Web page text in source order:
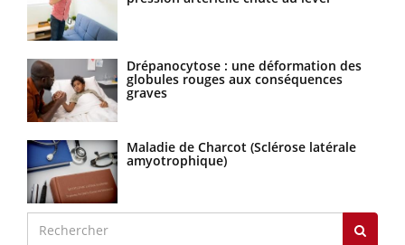
Drépanocytose : une déformation des
globules rouges aux conséquences
graves
Maladie de Charcot (Sclérose latérale
amyotrophique)